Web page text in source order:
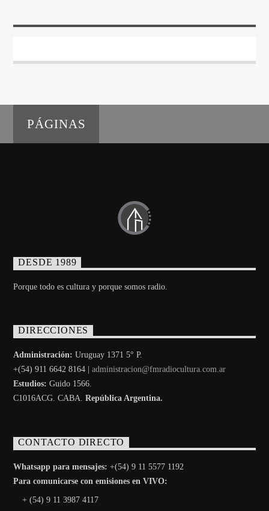
PÁGINAS
DESDE 1989
Porque todo es cultura y porque somos radio.
DIRECCIONES
Administración: Uruguay 1371 5° P.
+(54) 911 6642 8164 |administracion@fmradiocultura.com.ar
Estudios: Guido 1566.
C1016ACG. CABA.República Argentina.
CONTACTO DIRECTO
Whatsapp para mensajes: +(54) 9 11 5577 1192
Para comunicarse con emisiones en VIVO:
+ (54) 9 11 3987 4117